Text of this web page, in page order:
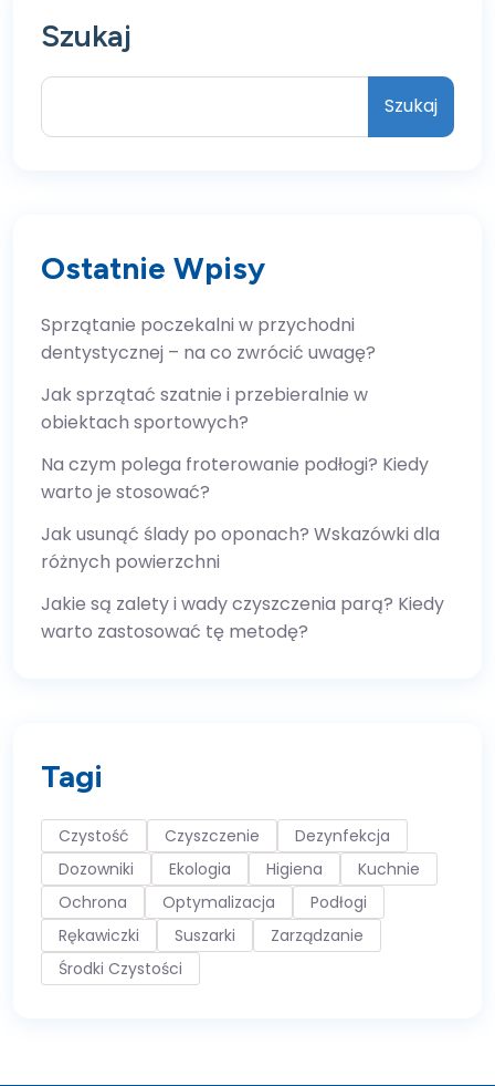
Szukaj
Szukaj
Ostatnie Wpisy
Sprzątanie poczekalni w przychodni
dentystycznej – na co zwrócić uwagę?
Jak sprzątać szatnie i przebieralnie w
obiektach sportowych?
Na czym polega froterowanie podłogi? Kiedy
warto je stosować?
Jak usunąć ślady po oponach? Wskazówki dla
różnych powierzchni
Jakie są zalety i wady czyszczenia parą? Kiedy
warto zastosować tę metodę?
Tagi
Czystość Czyszczenie
Dezynfekcja
Dozowniki
Ekologia Higiena
Kuchnie
Ochrona
Optymalizacja
Podłogi
Rękawiczki
Suszarki
Zarządzanie
Środki Czystości